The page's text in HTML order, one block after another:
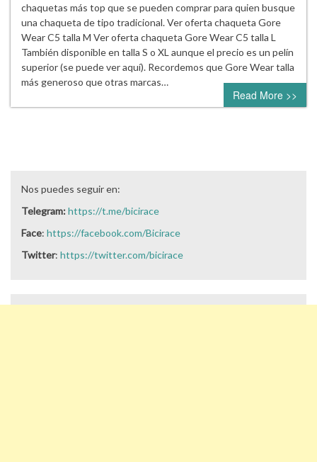
chaquetas más top que se pueden comprar para quien busque
una chaqueta de tipo tradicional. Ver oferta chaqueta Gore
Wear C5 talla M Ver oferta chaqueta Gore Wear C5 talla L
También disponible en talla S o XL aunque el precio es un pelín
superior (se puede ver aquí). Recordemos que Gore Wear talla
más generoso que otras marcas…
Read More >>
Nos puedes seguir en:
Telegram:https://t.me/bicirace
Face: https://facebook.com/Bicirace
Twitter: https://twitter.com/bicirace